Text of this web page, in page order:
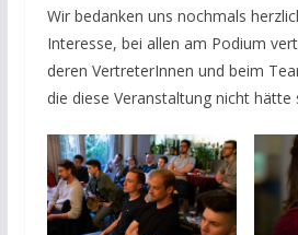
Wir bedanken uns nochmals
Interesse, bei allen am Podium
deren VertreterInnen und beim
die diese Veranstaltung nicht